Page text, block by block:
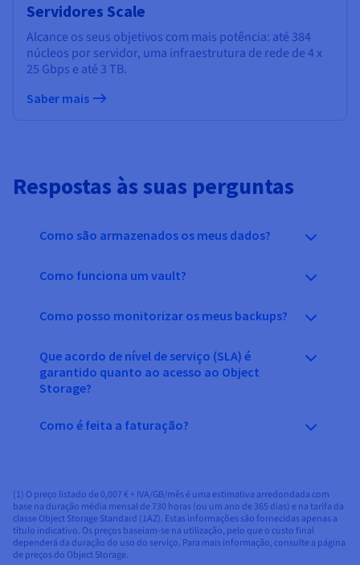
Servidores Scale
Alcance os seus objetivos com mais potência: até 384
núcleos por servidor, uma infraestrutura de rede de 4 x
25 Gbps e até 3 TB.
Saber mais
Respostas às suas perguntas
Como são armazenados os meus dados?
Como funciona um vault?
Como posso monitorizar os meus backups?
Que acordo de nível de serviço (SLA) é
garantido quanto ao acesso ao Object
Storage?
Como é feita a faturação?
(1) O preço listado de 0,007 € + IVA/GB/mês é uma estimativa arredondada com
base na duração média mensal de 730 horas (ou um ano de 365 dias) e na tarifa da
classe Object Storage Standard (1AZ). Estas informações são fornecidas apenas a
título indicativo. Os preços baseiam-se na utilização, pelo que o custo final
dependerá da duração do uso do serviço. Para mais informação, consulte a página
de preços do Object Storage.